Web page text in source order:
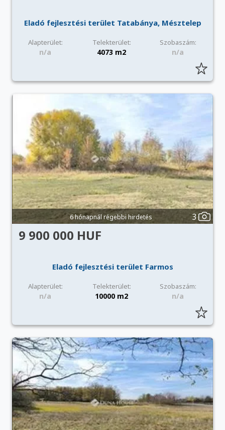
Eladó fejlesztési terület Tatabánya, Mésztelep
Alapterület: Telekterület: Szobaszám:
n/a 4073 m2 n/a
6 hónapnál régebbi hirdetés 3
9 900 000 HUF
Eladó fejlesztési terület Farmos
Alapterület: Telekterület: Szobaszám:
n/a 10000 m2 n/a